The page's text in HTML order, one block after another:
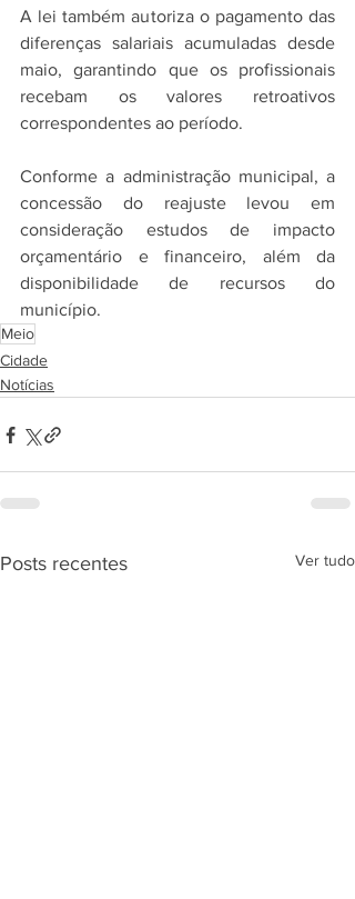
A lei também autoriza o pagamento das
diferenças salariais acumuladas desde
maio, garantindo que os profissionais
recebam os valores retroativos
correspondentes ao período.
Conforme a administração municipal, a
concessão do reajuste levou em
consideração estudos de impacto
orçamentário e financeiro, além da
disponibilidade de recursos do
município.
Meio
Cidade
Notícias
Posts recentes Ver tudo